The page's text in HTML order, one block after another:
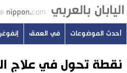
أحدث الموضوعات في العمق
نقطة تحول في علاج